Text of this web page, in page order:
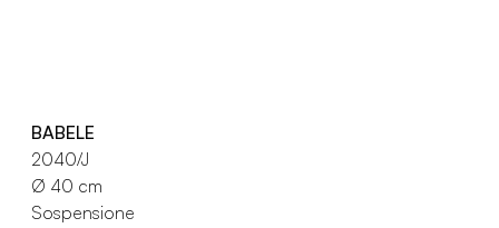
BABELE
2040/J
Ø 40 cm
Sospensione